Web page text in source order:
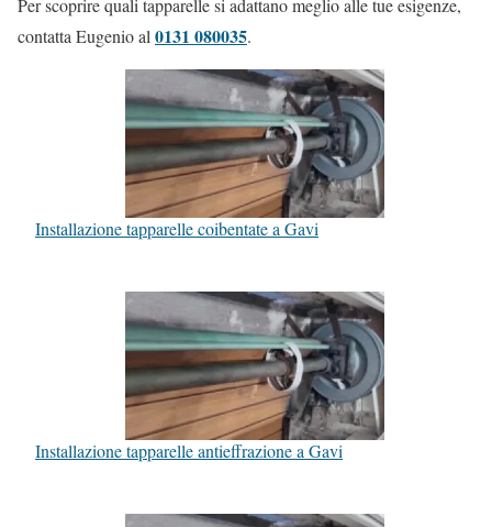
Per scoprire quali tapparelle si adattano meglio alle tue esigenze,
contatta Eugenio al 0131 080035.
Installazione tapparelle coibentate a Gavi
Installazione tapparelle antieffrazione a Gavi